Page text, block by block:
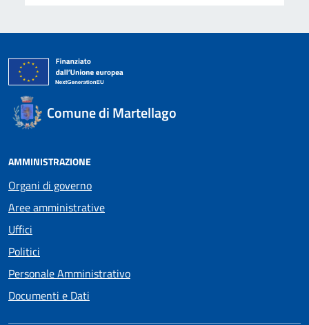
Comune di Martellago
AMMINISTRAZIONE
Organi di governo
Aree amministrative
Uffici
Politici
Personale Amministrativo
Documenti e Dati